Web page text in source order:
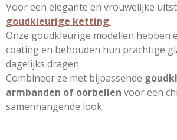
Voor een elegante en vrouwelijke
goudkleurige ketting.
Onze goudkleurige modellen hebben
coating en behouden hun prachtige
dagelijks dragen.
Combineer ze met bijpassende
armbanden of oorbellen voor een
samenhangende look.